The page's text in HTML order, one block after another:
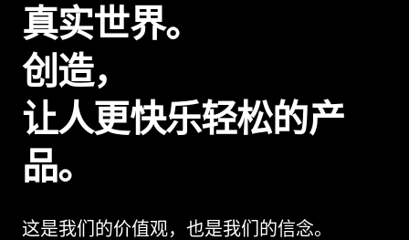
真实世界。
创造，
让人更快乐轻松的产
品。
这是我们的价值观，也是我们的信念。